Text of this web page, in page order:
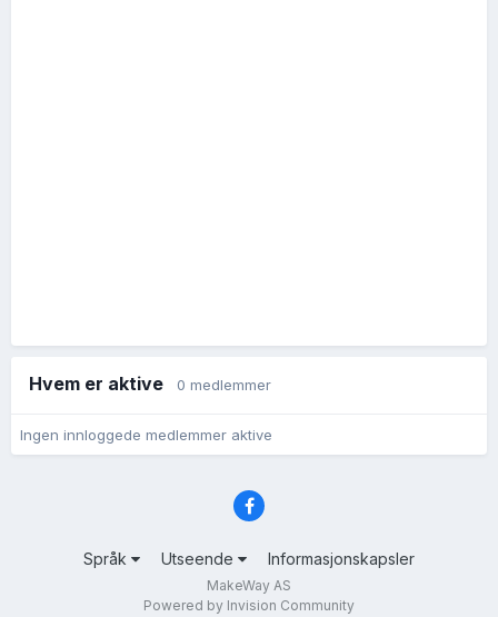
Hvem er aktive 0 medlemmer
Ingen innloggede medlemmer aktive
Språk Utseende Informasjonskapsler
MakeWay AS
Powered by Invision Community